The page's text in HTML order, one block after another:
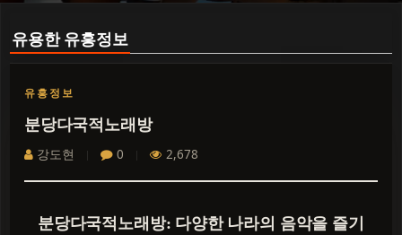
유용한 유흥정보
유흥정보
분당다국적노래방
강도현 0 2,678
분당다국적노래방: 다양한 나라의 음악을 즐기